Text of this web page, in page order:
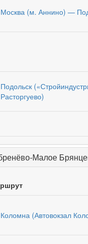
Москва (м. Аннино) —
Подольск
Расторгуево)
Малое
Коломна (Автовокзал